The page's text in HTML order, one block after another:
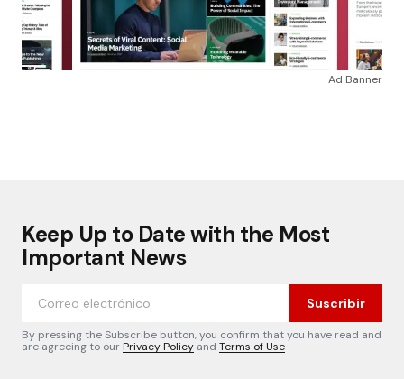
Ad Banner
Keep Up to Date with the Most
Important News
Suscribir
By pressing the Subscribe button, you confirm that you have read and
are agreeing to ourPrivacy Policy and Terms of Use